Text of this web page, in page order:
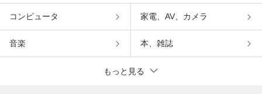
コンピュータ 家電、AV、カメラ
音楽 本、雑誌
もっと見る